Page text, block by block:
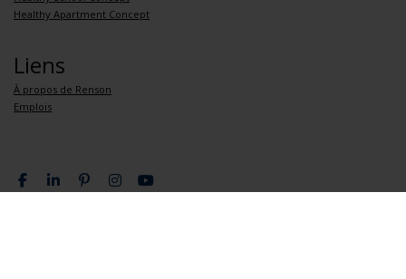
Healthy Apartment Concept
Liens
À propos de Renson
Emplois